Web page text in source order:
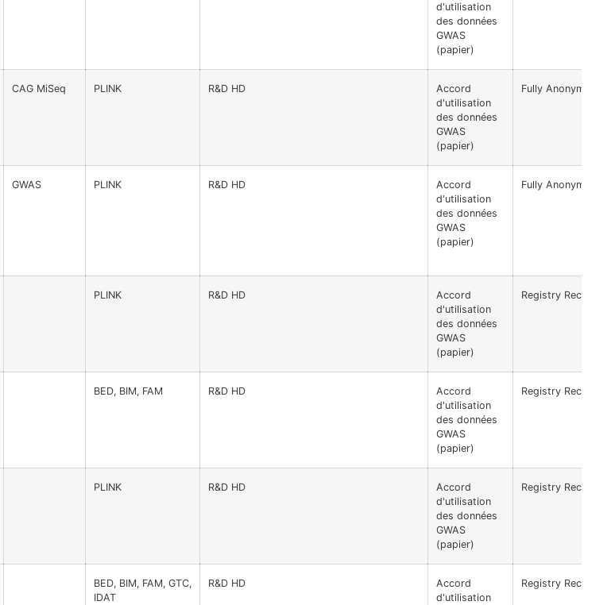
d'utilisation
des données
GWAS
(papier)
CAG MiSeq PLINK R&D HD
Accord
d'utilisation
des données
GWAS
(papier)
Fully Anonymized
GWAS PLINK R&D HD
Accord
d'utilisation
des données
GWAS
(papier)
Fully Anonymized
PLINK R&D HD
Accord
d'utilisation
des données
GWAS
(papier)
Registry Recoded
BED, BIM, FAM R&D HD
Accord
d'utilisation
des données
GWAS
(papier)
Registry Recoded
PLINK R&D HD
Accord
d'utilisation
des données
GWAS
(papier)
Registry Recoded
BED, BIM, FAM, GTC,
IDAT
R&D HD
Accord
d'utilisation
Registry Recoded